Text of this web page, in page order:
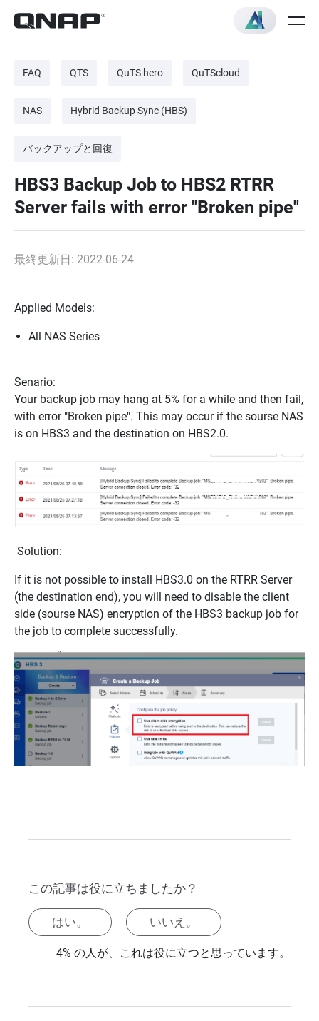
FAQ QTS QuTS hero QuTScloud
NAS Hybrid Backup Sync (HBS)
バックアップと回復
HBS3 Backup Job to HBS2 RTRR
Server fails with error "Broken pipe"
最終更新日: 2022-06-24
Applied Models:
All NAS Series
Senario:
Your backup job may hang at 5% for a while and then fail,
with error "Broken pipe". This may occur if the sourse NAS
is on HBS3 and the destination on HBS2.0.
Solution:
If it is not possible to install HBS3.0 on the RTRR Server
(the destination end), you will need to disable the client
side (sourse NAS) encryption of the HBS3 backup job for
the job to complete successfully.
この記事は役に立ちましたか？
はい。 いいえ。
4% の人が、これは役に立つと思っています。